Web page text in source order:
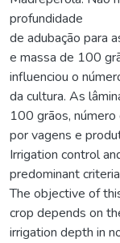
profundidade
de adubação para
e massa de 100
influenciou o
da cultura. As
100 grãos,
por vagens e
Irrigation control
predominant
The objective of
crop depends on
irrigation depth in